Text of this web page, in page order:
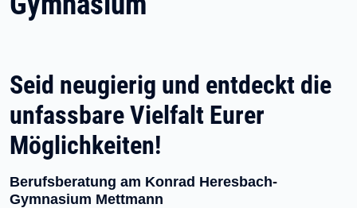
Seid neugierig und entdeckt die
unfassbare Vielfalt Eurer
Möglichkeiten!
Berufsberatung am Konrad Heresbach-
Gymnasium Mettmann